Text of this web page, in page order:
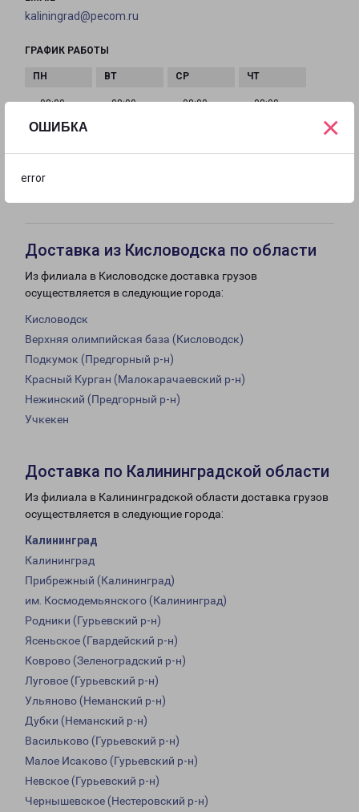
ОШИБКА
error
×
kaliningrad@pecom.ru
ГРАФИК РАБОТЫ
с 08:00 до
19:00
с 08:00 до
с 08:00 до
с 08:00 до
с 08:00 до
Доставка из Кисловодска по области
Из филиала в Кисловодске доставка грузов
осуществляется в следующие города:
Кисловодск
Верхняя олимпийская база (Кисловодск)
Подкумок (Предгорный р-н)
Красный Курган (Малокарачаевский р-н)
Нежинский (Предгорный р-н)
Учкекен
Доставка по Калининградской области
Из филиала в Калининградской области доставка грузов
осуществляется в следующие города:
Калининград
Калининград
Прибрежный (Калининград)
им. Космодемьянского (Калининград)
Родники (Гурьевский р-н)
Ясеньское (Гвардейский р-н)
Коврово (Зеленоградский р-н)
Луговое (Гурьевский р-н)
Ульяново (Неманский р-н)
Дубки (Неманский р-н)
Васильково (Гурьевский р-н)
Малое Исаково (Гурьевский р-н)
Невское (Гурьевский р-н)
Чернышевское (Нестеровский р-н)